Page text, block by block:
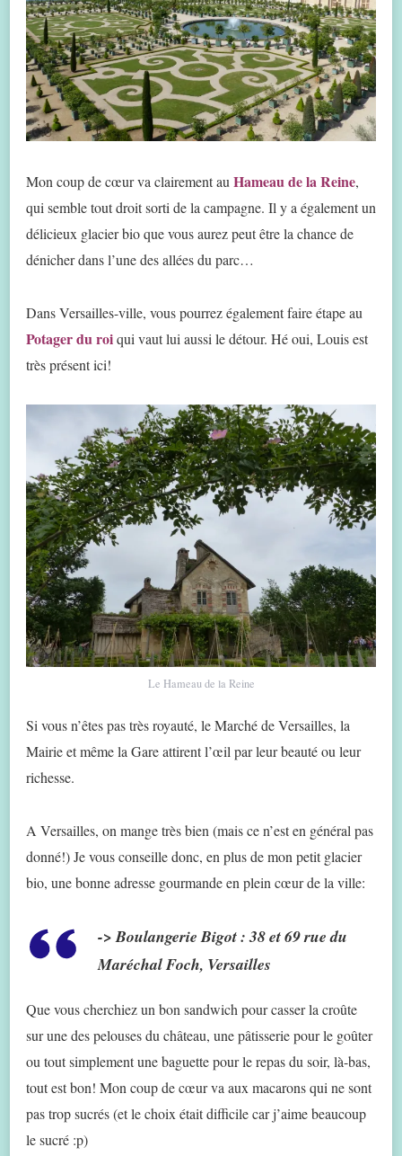
Mon coup de cœur va clairement au Hameau de la Reine,
qui semble tout droit sorti de la campagne. Il y a également un
délicieux glacier bio que vous aurez peut être la chance de
dénicher dans l’une des allées du parc…
Dans Versailles-ville, vous pourrez également faire étape au
Potager du roiqui vaut lui aussi le détour. Hé oui, Louis est
très présent ici!
Le Hameau de la Reine
Si vous n’êtes pas très royauté, le Marché de Versailles, la
Mairie et même la Gare attirent l’œil par leur beauté ou leur
richesse.
A Versailles, on mange très bien (mais ce n’est en général pas
donné!) Je vous conseille donc, en plus de mon petit glacier
bio, une bonne adresse gourmande en plein cœur de la ville:
->Boulangerie Bigot: 38 et 69 rue du
Maréchal Foch, Versailles
Que vous cherchiez un bon sandwich pour casser la croûte
sur une des pelouses du château, une pâtisserie pour le goûter
ou tout simplement une baguette pour le repas du soir, là-bas,
tout est bon! Mon coup de cœur va aux macarons qui ne sont
pas trop sucrés (et le choix était difficile car j’aime beaucoup
le sucré :p)